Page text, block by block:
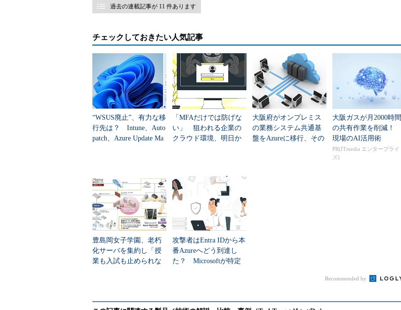
「マイクロソフトでは、このギャップを埋めるためにEnterprise Mobility Suite（EMS）
Directory Premium（Azure AD Premium）、デバイスとアプリケーションを管理する
Microsoft Intune（Intune）、ファイルの暗号化やアクセス許可を管理するMicrosoft Azure
Rights Management Premium、振る舞いベースの脅威検知システムであるAdvanced Threat
Analytics（ATA）の4つのソリューションで構成されています。このうち、セキュリティ
やコンプライアンスの包括的なコントロールに欠かせない重要なコンポーネントがAzure
AD Premiumになります」（Dvir氏）
図1ユーザーID管理、デバイス管理、データ保護を実現し、クラウドやモビリティを推進する「Enterprise
Mobility Suite」（出典：マイクロソフト）
800万組織、5億5000万ユーザーが利用するAzure AD Premium
過去の連載記事が 11 件あります
チェックしておきたい人気記事
“WSUS廃止”、有力な移
行先は？ Intune、Auto
patch、Azure Update Ma
「MFAだけでは防げな
い」 狙われる企業の
クラウド環境、明日か
大阪府がオンプレミス
の業務システム共通基
盤をAzureに移行、その
大阪ガスが月2000時間
の共有作業を削減！
現場のAI活用術
PR(ITmedia エンタープライ
ズ)
豊島岡女子学園、老朽
化サーバを集約し「授
業も入試も止められな
攻撃者はEntra IDから本
番Azureへどう到達し
た？ Microsoftが特定
Recommended by